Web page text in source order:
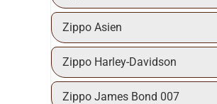
Zippo Asien
Zippo Harley-Davidson
Zippo James Bond 007